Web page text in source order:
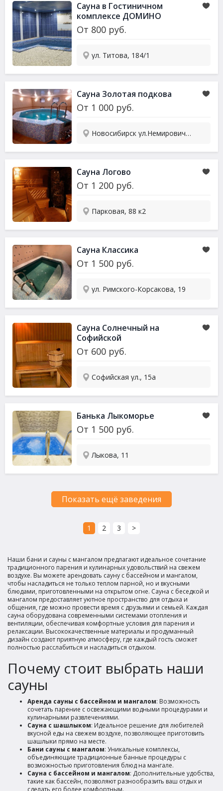
Сауна в Гостиничном
комплексе ДОМИНО
От 800 руб.
ул. Титова, 184/1
Сауна Золотая подкова
От 1 000 руб.
Новосибирск ул.Немировича-Данченко 11
Сауна Логово
От 1 200 руб.
Парковая, 88 к2
Сауна Классика
От 1 500 руб.
ул. Римского-Корсакова, 19
Сауна Солнечный на
Софийской
От 600 руб.
Софийская ул., 15а
Банька Лыкоморье
От 1 500 руб.
Лыкова, 11
Показать ещё заведения
1 2 3 >
Наши бани и сауны с мангалом предлагают идеальное сочетание
традиционного парения и кулинарных удовольствий на свежем
воздухе. Вы можете арендовать сауну с бассейном и мангалом,
чтобы насладиться не только теплом парной, но и вкусными
блюдами, приготовленными на открытом огне. Сауна с беседкой и
мангалом предоставляет уютное пространство для отдыха и
общения, где можно провести время с друзьями и семьей. Каждая
сауна оборудована современными системами отопления и
вентиляции, обеспечивая комфортные условия для парения и
релаксации. Высококачественные материалы и продуманный
дизайн создают приятную атмосферу, где каждый гость сможет
полностью расслабиться и насладиться отдыхом.
Почему стоит выбрать наши
сауны
Аренда сауны с бассейном и мангалом: Возможность
сочетать парение с освежающими водными процедурами и
кулинарными развлечениями.
Сауна с шашлыком: Идеальное решение для любителей
вкусной еды на свежем воздухе, позволяющее приготовить
шашлыки прямо на месте.
Бани сауны с мангалом: Уникальные комплексы,
объединяющие традиционные банные процедуры с
возможностью приготовления блюд на мангале.
Сауна с бассейном и мангалом: Дополнительные удобства,
такие как бассейн, позволяют разнообразить ваш отдых и
сделать его более комфортным.